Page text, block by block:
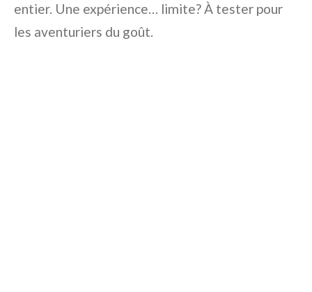
entier. Une expérience… limite? À tester pour
les aventuriers du goût.